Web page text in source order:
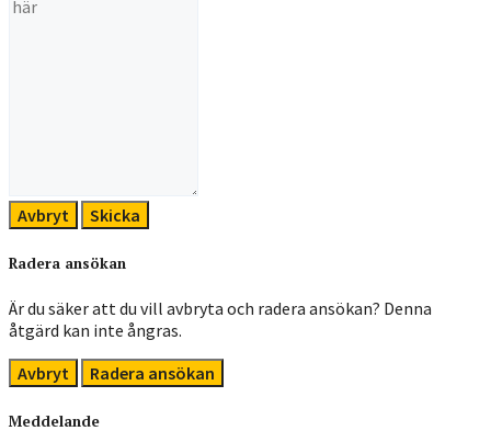
Avbryt Skicka
Radera ansökan
Är du säker att du vill avbryta och radera ansökan? Denna
åtgärd kan inte ångras.
Avbryt
Radera ansökan
Meddelande